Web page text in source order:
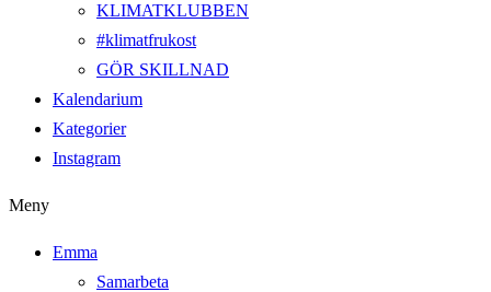
KLIMATKLUBBEN
#klimatfrukost
GÖR SKILLNAD
Kalendarium
Kategorier
Instagram
Meny
Emma
Samarbeta